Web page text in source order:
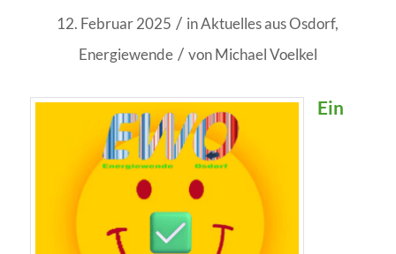
12. Februar 2025 / inAktuelles aus Osdorf,
Energiewende / vonMichael Voelkel
Ein